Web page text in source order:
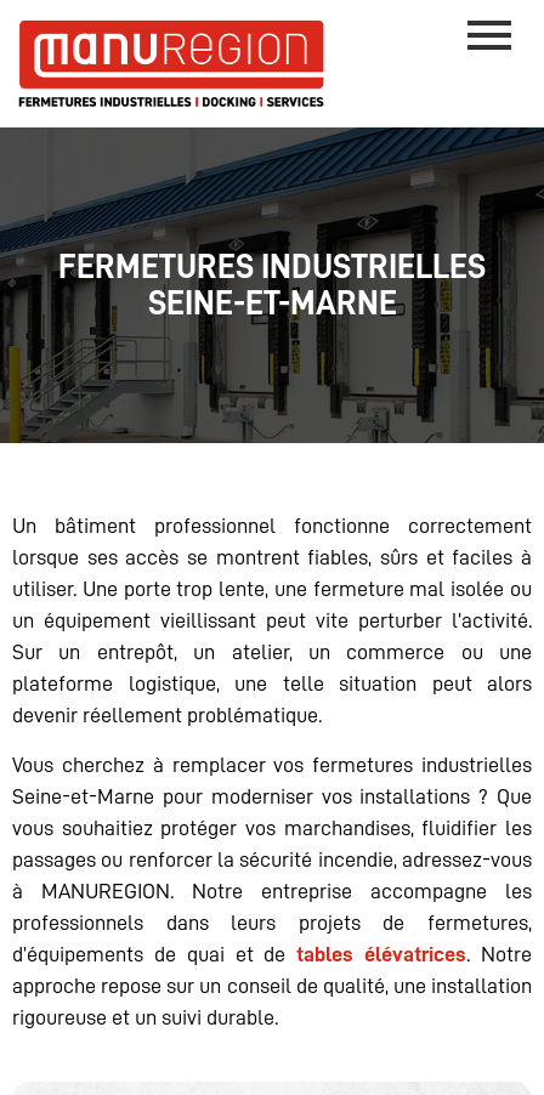
FERMETURES INDUSTRIELLES
SEINE-ET-MARNE
Un bâtiment professionnel fonctionne correctement
lorsque ses accès se montrent fiables, sûrs et faciles à
utiliser. Une porte trop lente, une fermeture mal isolée ou
un équipement vieillissant peut vite perturber l’activité.
Sur un entrepôt, un atelier, un commerce ou une
plateforme logistique, une telle situation peut alors
devenir réellement problématique.
Vous cherchez à remplacer vos fermetures industrielles
Seine-et-Marne pour moderniser vos installations ? Que
vous souhaitiez protéger vos marchandises, fluidifier les
passages ou renforcer la sécurité incendie, adressez-vous
à MANUREGION. Notre entreprise accompagne les
professionnels dans leurs projets de fermetures,
d’équipements de quai et detables élévatrices. Notre
approche repose sur un conseil de qualité, une installation
rigoureuse et un suivi durable.